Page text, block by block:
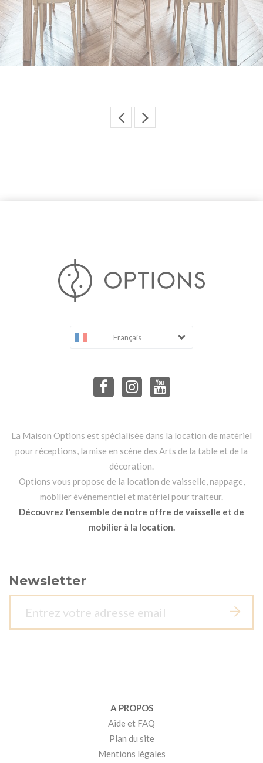
Français
La Maison Options est spécialisée dans la location de matériel
pour réceptions, la mise en scène des Arts de la table et de la
décoration.
Options vous propose de la location de vaisselle, nappage,
mobilier événementiel et matériel pour traiteur.
Découvrez l'ensemble de notre offre de vaisselle et de
mobilier à la location.
Newsletter
A PROPOS
Aide et FAQ
Plan du site
Mentions légales